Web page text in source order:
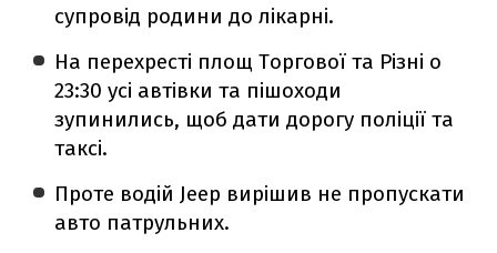
супровід родини до лікарні.
На перехресті площ Торгової та Різні о
23:30 усі автівки та пішоходи
зупинились, щоб дати дорогу поліції та
таксі.
Проте водій Jeep вирішив не пропускати
авто патрульних.